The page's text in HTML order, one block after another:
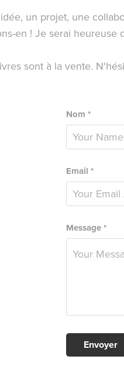
un projet, une
en ! Je serai heureuse
sont à la vente.
Nom *
Email *
Message *
Envoyer